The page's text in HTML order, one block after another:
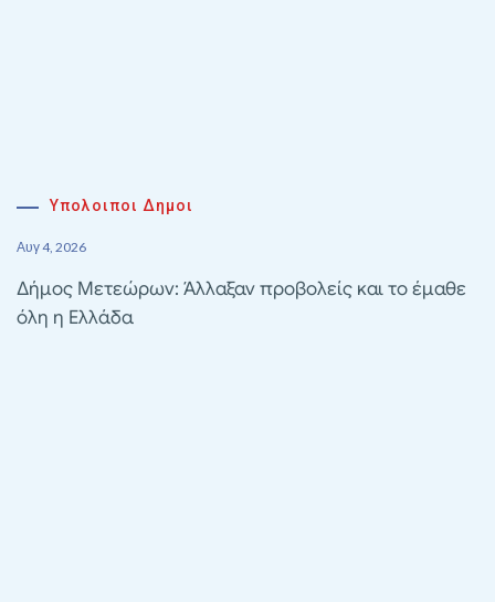
Υπολοιποι Δημοι
Αυγ 4, 2026
Δήμος Μετεώρων: Άλλαξαν προβολείς και το έμαθε
όλη η Ελλάδα